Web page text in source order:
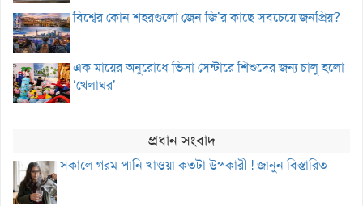
বিশ্বের কোন শহরগুলো জেন জি’র কাছে সবচেয়ে জনপ্রিয়?
এক মায়ের অনুরোধে ভিসা সেন্টারে শিশুদের জন্য চালু হলো
‘খেলাঘর’
প্রধান সংবাদ
সকালে গরম পানি খাওয়া কতটা উপকারী ! জানুন বিস্তারিত